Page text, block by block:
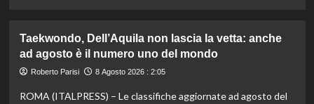
Impresa
di
Kelly
a
Taekwondo, Dell’Aquila non lascia la vetta: anche
ad agosto è il numero uno del mondo
Roberto Parisi 8 Agosto 2026 : 2:05
ROMA (ITALPRESS) – Le classifiche aggiornate ad agosto del